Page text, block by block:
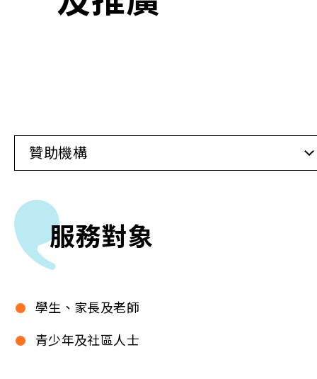
相關報導
關於本會
聯絡我們
贊助機構
服務對象
學生、家長及老師
青少年及社區人士